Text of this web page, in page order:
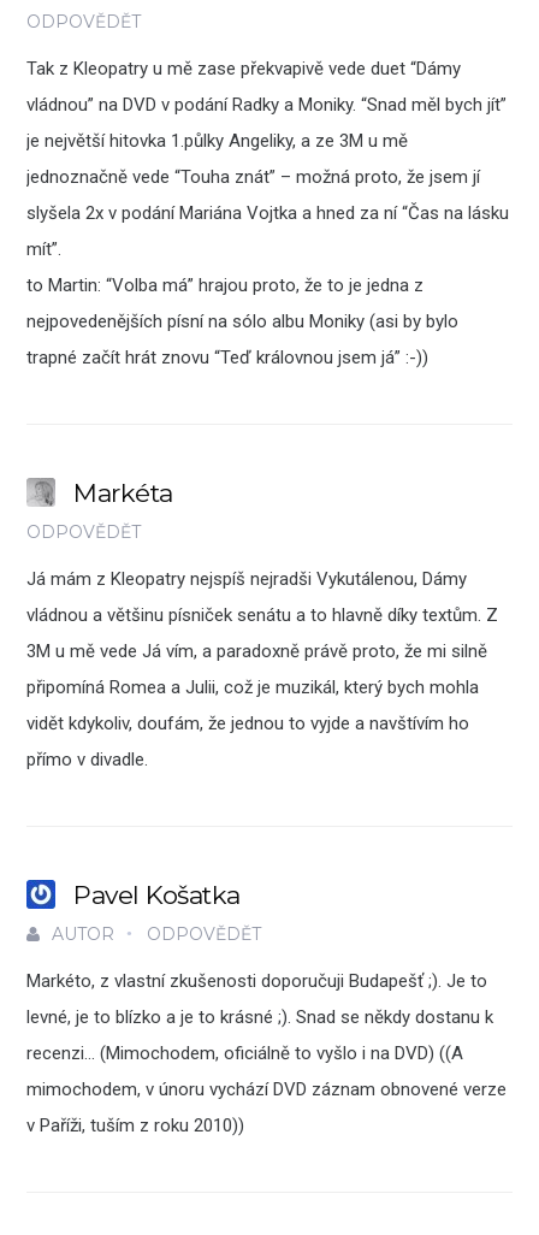
ODPOVĚDĚT
Tak z Kleopatry u mě zase překvapivě vede duet “Dámy
vládnou” na DVD v podání Radky a Moniky. “Snad měl bych jít”
je největší hitovka 1.půlky Angeliky, a ze 3M u mě
jednoznačně vede “Touha znát” – možná proto, že jsem jí
slyšela 2x v podání Mariána Vojtka a hned za ní “Čas na lásku
mít”.
to Martin: “Volba má” hrajou proto, že to je jedna z
nejpovedenějších písní na sólo albu Moniky (asi by bylo
trapné začít hrát znovu “Teď královnou jsem já” :-))
Markéta
ODPOVĚDĚT
Já mám z Kleopatry nejspíš nejradši Vykutálenou, Dámy
vládnou a většinu písniček senátu a to hlavně díky textům. Z
3M u mě vede Já vím, a paradoxně právě proto, že mi silně
připomíná Romea a Julii, což je muzikál, který bych mohla
vidět kdykoliv, doufám, že jednou to vyjde a navštívím ho
přímo v divadle.
Pavel Košatka
AUTOR ODPOVĚDĚT
Markéto, z vlastní zkušenosti doporučuji Budapešť ;). Je to
levné, je to blízko a je to krásné ;). Snad se někdy dostanu k
recenzi… (Mimochodem, oficiálně to vyšlo i na DVD) ((A
mimochodem, v únoru vychází DVD záznam obnovené verze
v Paříži, tuším z roku 2010))